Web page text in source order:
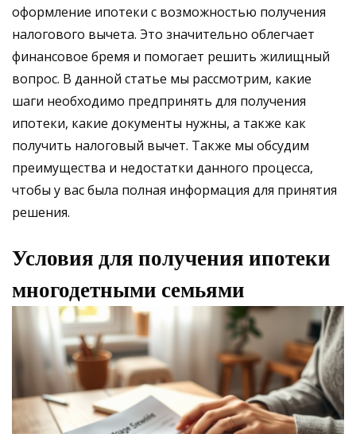
оформление ипотеки с возможностью получения
налогового вычета. Это значительно облегчает
финансовое бремя и помогает решить жилищный
вопрос. В данной статье мы рассмотрим, какие
шаги необходимо предпринять для получения
ипотеки, какие документы нужны, а также как
получить налоговый вычет. Также мы обсудим
преимущества и недостатки данного процесса,
чтобы у вас была полная информация для принятия
решения.
Условия для получения ипотеки
многодетными семьями